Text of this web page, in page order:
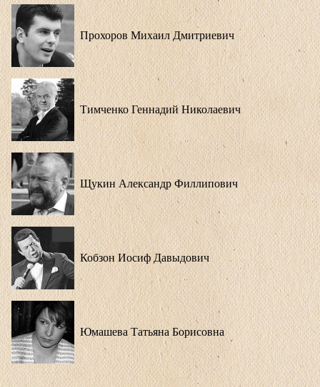
Прохоров Михаил Дмитриевич
Тимченко Геннадий Николаевич
Щукин Александр Филлипович
Кобзон Иосиф Давыдович
Юмашева Татьяна Борисовна